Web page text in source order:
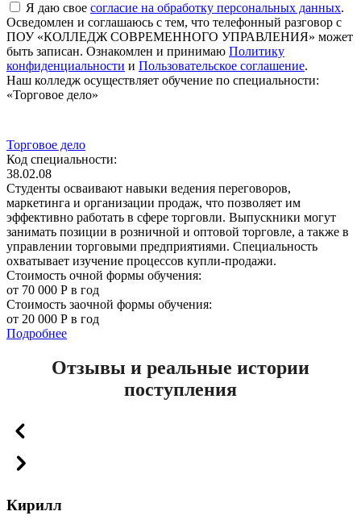
Я даю свое согласие на обработку персональных данных.
Осведомлен и соглашаюсь с тем, что телефонный разговор с
ПОУ «КОЛЛЕДЖ СОВРЕМЕННОГО УПРАВЛЕНИЯ» может
быть записан. Ознакомлен и принимаю Политику
конфиденциальности и Пользовательское соглашение.
Наш колледж осуществляет обучение по специальности:
«Торговое дело»
Торговое дело
Код специальности:
38.02.08
Студенты осваивают навыки ведения переговоров,
маркетинга и организации продаж, что позволяет им
эффективно работать в сфере торговли. Выпускники могут
занимать позиции в розничной и оптовой торговле, а также в
управлении торговыми предприятиями. Специальность
охватывает изучение процессов купли-продажи.
Стоимость очной формы обучения:
от 70 000 Р в год
Стоимость заочной формы обучения:
от 20 000 Р в год
Подробнее
Отзывы и реальные истории
поступления
Кирилл